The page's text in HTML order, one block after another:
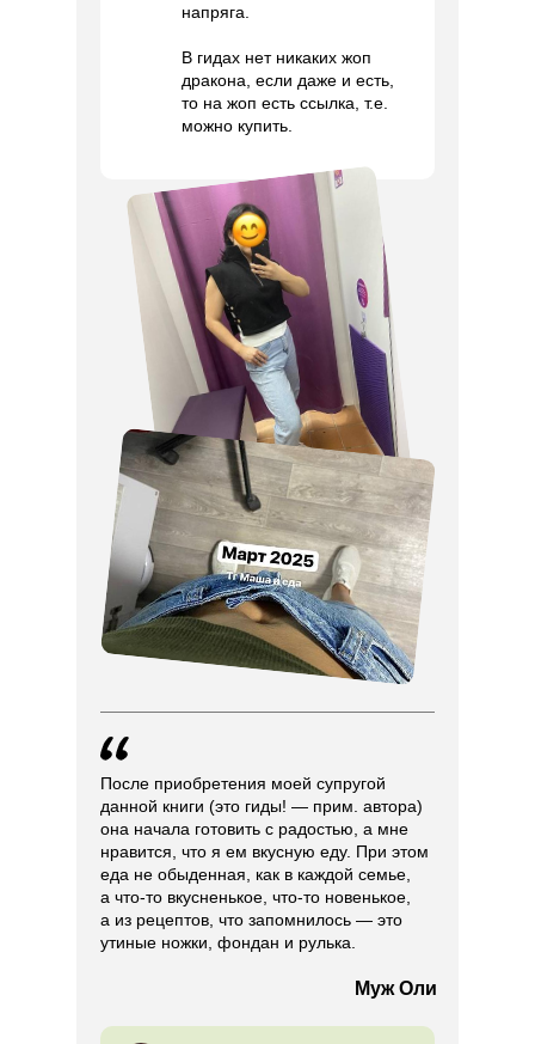
напряга.
В гидах нет никаких жоп
дракона, если даже и есть,
то на жоп есть ссылка, т.е.
можно купить.
После приобретения моей супругой
данной книги (это гиды! — прим. автора)
она начала готовить с радостью, а мне
нравится, что я ем вкусную еду. При этом
еда не обыденная, как в каждой семье,
а что-то вкусненькое, что-то новенькое,
а из рецептов, что запомнилось — это
утиные ножки, фондан и рулька.
Муж Оли